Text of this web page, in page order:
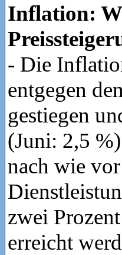
Inflation:
- Die
entgegen
gestiegen
(Juni: 2,5
nach wie
zwei
erreicht